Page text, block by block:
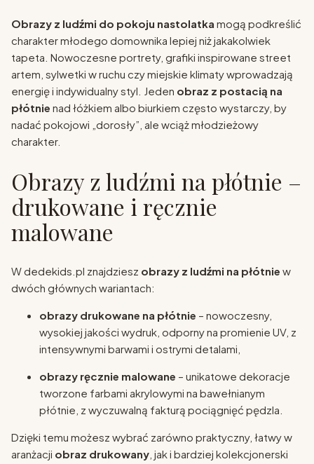
Obrazy z ludźmi do pokoju nastolatka mogą podkreślić
charakter młodego domownika lepiej niż jakakolwiek
tapeta. Nowoczesne portrety, grafiki inspirowane street
artem, sylwetki w ruchu czy miejskie klimaty wprowadzają
energię i indywidualny styl. Jeden obraz z postacią na
płótnie nad łóżkiem albo biurkiem często wystarczy, by
nadać pokojowi „dorosły”, ale wciąż młodzieżowy
charakter.
Obrazy z ludźmi na płótnie –
drukowane i ręcznie
malowane
W dedekids.pl znajdziesz obrazy z ludźmi na płótnie w
dwóch głównych wariantach:
obrazy drukowane na płótnie – nowoczesny,
wysokiej jakości wydruk, odporny na promienie UV, z
intensywnymi barwami i ostrymi detalami,
obrazy ręcznie malowane – unikatowe dekoracje
tworzone farbami akrylowymi na bawełnianym
płótnie, z wyczuwalną fakturą pociągnięć pędzla.
Dzięki temu możesz wybrać zarówno praktyczny, łatwy w
aranżacji obraz drukowany , jak i bardziej kolekcjonerski